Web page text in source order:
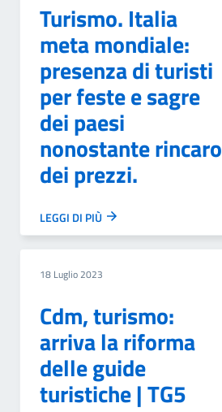
Turismo. Italia
meta mondiale:
presenza di turisti
per feste e sagre
dei paesi
nonostante rincaro
dei prezzi.
LEGGI DI PIÙ
18 Luglio 2023
Cdm, turismo:
arriva la riforma
delle guide
turistiche | TG5